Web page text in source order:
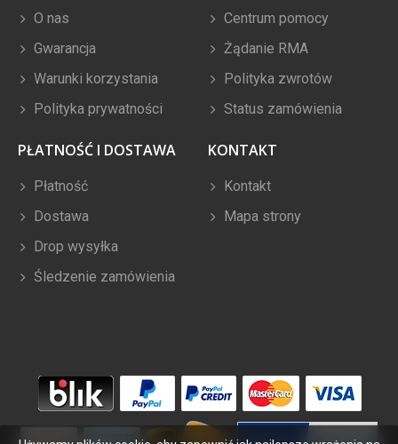
O nas
Gwarancja
Warunki korzystania
Polityka prywatności
Centrum pomocy
Żądanie RMA
Polityka zwrotów
Status zamówienia
PŁATNOŚĆ I DOSTAWA
Płatność
Dostawa
Drop wysyłka
Śledzenie zamówienia
KONTAKT
Kontakt
Mapa strony